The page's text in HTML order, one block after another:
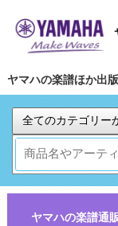
ヤマハの楽譜ほか出
ヤマハの楽譜通